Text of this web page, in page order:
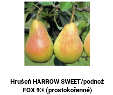
Abecedně
Hrušeň HARROW SWEET/podnož
FOX 9® (prostokořenné)